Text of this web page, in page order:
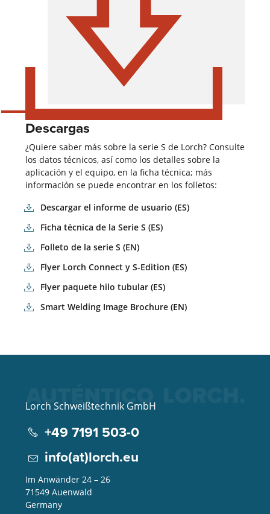
Descargas
¿Quiere saber más sobre la serie S de Lorch? Consulte
los datos técnicos, así como los detalles sobre la
aplicación y el equipo, en la ficha técnica; más
información se puede encontrar en los folletos:
Descargar el informe de usuario (ES)
Ficha técnica de la Serie S (ES)
Folleto de la serie S (EN)
Flyer Lorch Connect y S-Edition (ES)
Flyer paquete hilo tubular (ES)
Smart Welding Image Brochure (EN)
Lorch Schweißtechnik GmbH
+49 7191 503-0
info(at)lorch.eu
Im Anwänder 24 – 26
71549 Auenwald
Germany